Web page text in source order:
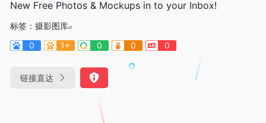
New Free Photos & Mockups in to your Inbox!
标签： 摄影图库
0
1+ 0 0 0
链接直达